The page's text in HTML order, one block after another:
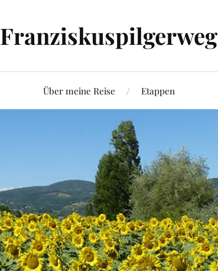
Franziskuspilgerweg
Über meine Reise Etappen